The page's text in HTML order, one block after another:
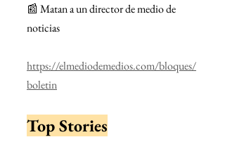
📰 Matan a un director de medio de
noticias
https://elmediodemedios.com/bloques/
boletin
Top Stories